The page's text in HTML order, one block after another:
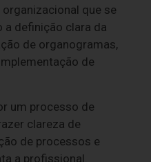
que se
definição clara da
de organogramas,
de
um processo de
clareza de
de processos e
a profissional.